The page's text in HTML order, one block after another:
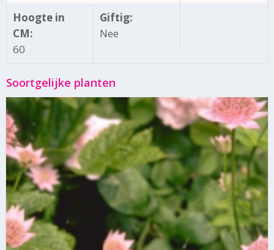
Hoogte in
CM:
60
Giftig:
Nee
Soortgelijke planten